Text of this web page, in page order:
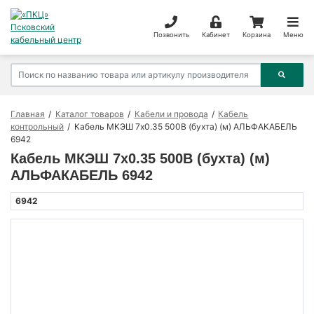
Позвонить Кабинет Корзина Меню
Главная Каталог товаров Кабели и провода
Кабель
контрольный
Кабель МКЭШ 7х0.35 500В (бухта) (м) АЛЬФАКАБЕЛЬ
6942
Кабель МКЭШ 7х0.35 500В (бухта) (м)
АЛЬФАКАБЕЛЬ 6942
6942